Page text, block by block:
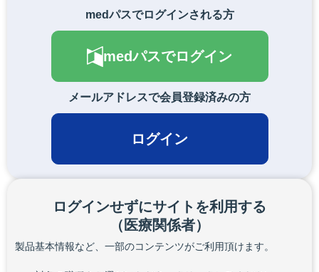
medパスでログインされる方
medパスでログイン
メールアドレスで会員登録済みの方
ログイン
ログインせずにサイトを利用する
（医療関係者）
製品基本情報など、一部のコンテンツがご利用頂けます。